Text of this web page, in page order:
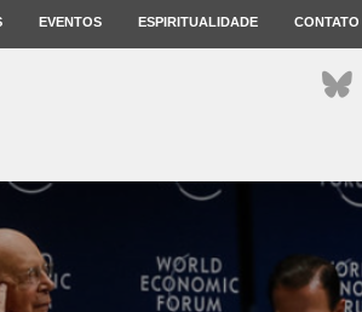
EVENTOS ESPIRITUALIDADE CONTATO